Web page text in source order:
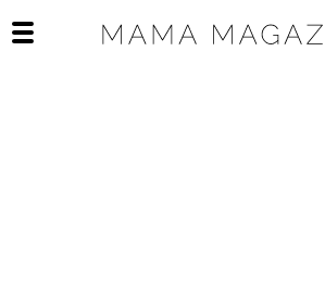
Open het mobiele menu